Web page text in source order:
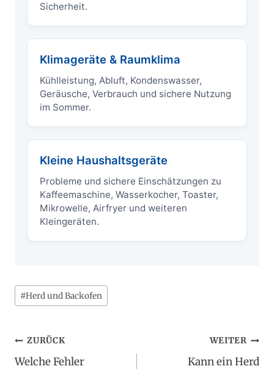
Sicherheit.
Klimageräte & Raumklima
Kühlleistung, Abluft, Kondenswasser,
Geräusche, Verbrauch und sichere Nutzung
im Sommer.
Kleine Haushaltsgeräte
Probleme und sichere Einschätzungen zu
Kaffeemaschine, Wasserkocher, Toaster,
Mikrowelle, Airfryer und weiteren
Kleingeräten.
Schlagworte:
#Herd und Backofen
Beitragsnavigation
ZURÜCK
Welche Fehler
WEITER
Kann ein Herd